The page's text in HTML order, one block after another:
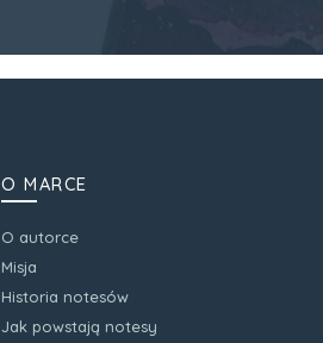
O MARCE
O autorce
Misja
Historia notesów
Jak powstają notesy